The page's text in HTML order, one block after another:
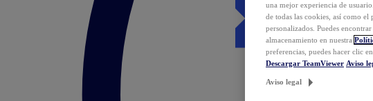
una mejor experiencia de
de todas las cookies, así como
personalizados. Puedes
almacenamiento en nuestra
preferencias, puedes hacer clic
Descargar TeamViewer Aviso
Aviso legal